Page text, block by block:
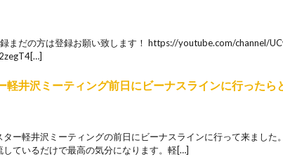
まだの方は登録お願い致します！ https://youtube.com/channel/
軽井沢ミーティング前日にビーナスラインに行ったら
ター軽井沢ミーティングの前日にビーナスラインに行って来ました
しているだけで最高の気分になります。軽[…]